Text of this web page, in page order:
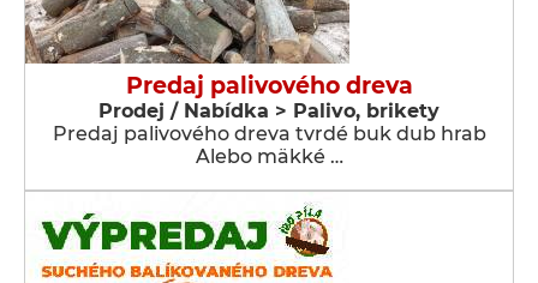
Predaj palivového dreva
Prodej / Nabídka > Palivo, brikety
Predaj palivového dreva tvrdé buk dub hrab
Alebo mäkké …